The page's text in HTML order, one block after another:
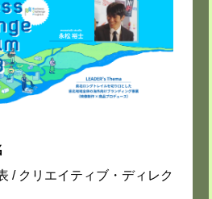
/ クリエイティブ・ディレク